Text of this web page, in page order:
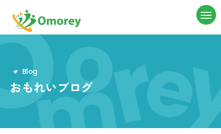
Blog
おもれいブログ